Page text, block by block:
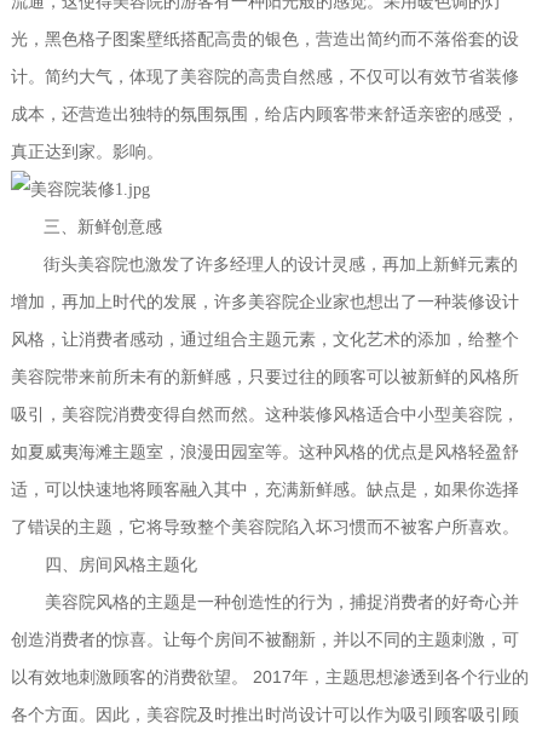
光，黑色格子图案壁纸搭配高贵的银色，营造出简约而不落俗套的设
计。简约大气，体现了美容院的高贵自然感，不仅可以有效节省装修
成本，还营造出独特的氛围氛围，给店内顾客带来舒适亲密的感受，
真正达到家。影响。
三、新鲜创意感
街头美容院也激发了许多经理人的设计灵感，再加上新鲜元素的
增加，再加上时代的发展，许多美容院企业家也想出了一种装修设计
风格，让消费者感动，通过组合主题元素，文化艺术的添加，给整个
美容院带来前所未有的新鲜感，只要过往的顾客可以被新鲜的风格所
吸引，美容院消费变得自然而然。这种装修风格适合中小型美容院，
如夏威夷海滩主题室，浪漫田园室等。这种风格的优点是风格轻盈舒
适，可以快速地将顾客融入其中，充满新鲜感。缺点是，如果你选择
了错误的主题，它将导致整个美容院陷入坏习惯而不被客户所喜欢。
四、房间风格主题化
美容院风格的主题是一种创造性的行为，捕捉消费者的好奇心并
创造消费者的惊喜。让每个房间不被翻新，并以不同的主题刺激，可
以有效地刺激顾客的消费欲望。 2017年，主题思想渗透到各个行业的
各个方面。因此，美容院及时推出时尚设计可以作为吸引顾客吸引顾